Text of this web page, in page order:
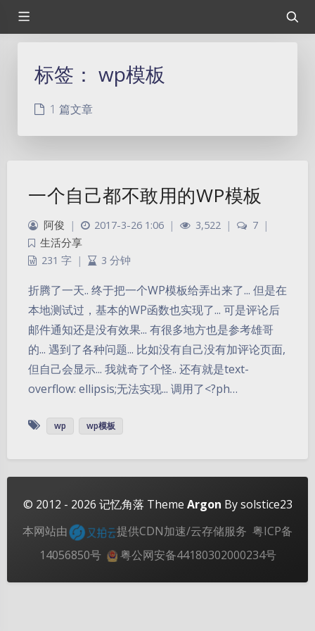
夜间模式
Sans Serif Serif
关闭 日落 暗化 灰度
标签： wp模板
1 篇文章
一个自己都不敢用的WP模板
阿俊 | 2017-3-26 1:06 | 3,522 | 7 |
生活分享
231 字 | 3 分钟
折腾了一天.. 终于把一个WP模板给弄出来了... 但是在
本地测试过，基本的WP函数也实现了... 可是评论后
邮件通知还是没有效果... 有很多地方也是参考雄哥
的... 遇到了各种问题... 比如没有自己没有加评论页面,
但自己会显示... 我就奇了个怪.. 还有就是text-
overflow: ellipsis;无法实现... 调用了<?ph…
wp wp模板
© 2012 - 2026 记忆角落 Theme Argon By solstice23
本网站由
提供CDN加速/云存储服务 粤ICP备
14056850号
粤公网安备44180302000234号